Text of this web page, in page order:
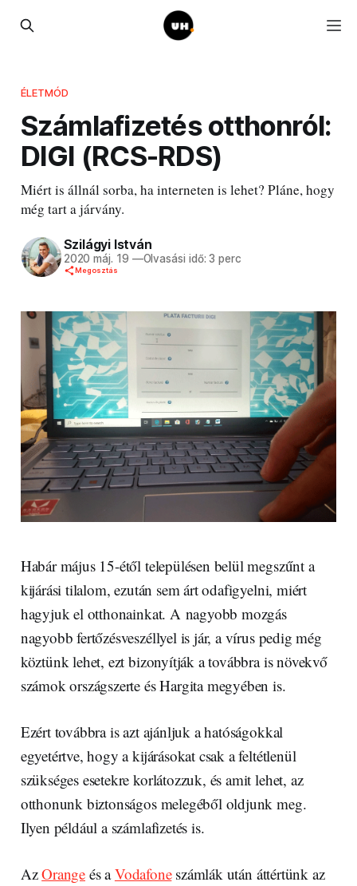
ÉLETMÓD
Számlafizetés otthonról:
DIGI (RCS-RDS)
Miért is állnál sorba, ha interneten is lehet? Pláne, hogy
még tart a járvány.
Szilágyi István
2020 máj. 19 —Olvasási idő: 3 perc
Megosztás
Habár május 15-étől településen belül megszűnt a
kijárási tilalom, ezután sem árt odafigyelni, miért
hagyjuk el otthonainkat. A nagyobb mozgás
nagyobb fertőzésveszéllyel is jár, a vírus pedig még
köztünk lehet, ezt bizonyítják a továbbra is növekvő
számok országszerte és Hargita megyében is.
Ezért továbbra is azt ajánljuk a hatóságokkal
egyetértve, hogy a kijárásokat csak a feltétlenül
szükséges esetekre korlátozzuk, és amit lehet, az
otthonunk biztonságos melegéből oldjunk meg.
Ilyen például a számlafizetés is.
AzOrange és aVodafoneszámlák után áttértünk az